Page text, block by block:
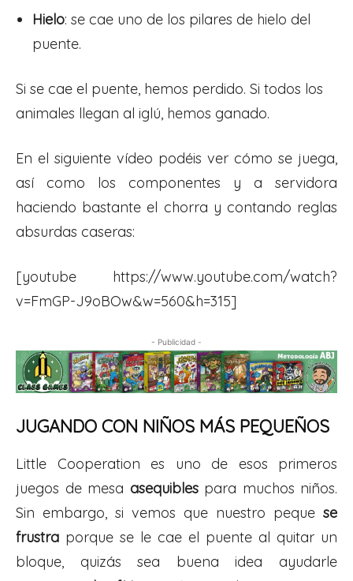
Hielo: se cae uno de los pilares de hielo del
puente.
Si se cae el puente, hemos perdido. Si todos los
animales llegan al iglú, hemos ganado.
En el siguiente vídeo podéis ver cómo se juega,
así como los componentes y a servidora
haciendo bastante el chorra y contando reglas
absurdas caseras:
[youtube https://www.youtube.com/watch?
v=FmGP-J9oBOw&w=560&h=315]
- Publicidad -
JUGANDO CON NIÑOS MÁS PEQUEÑOS
Little Cooperation es uno de esos primeros
juegos de mesa asequiblespara muchos niños.
Sin embargo, si vemos que nuestro peque se
frustra porque se le cae el puente al quitar un
bloque, quizás sea buena idea ayudarle